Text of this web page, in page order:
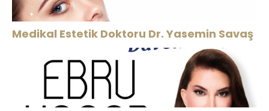
Medikal Estetik Doktoru Dr. Yasemin Savaş